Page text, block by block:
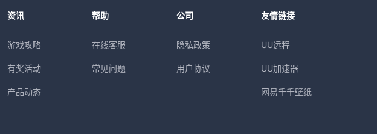
资讯
游戏攻略
有奖活动
产品动态
帮助
在线客服
常见问题
公司
隐私政策
用户协议
友情链接
UU远程
UU加速器
网易千千壁纸